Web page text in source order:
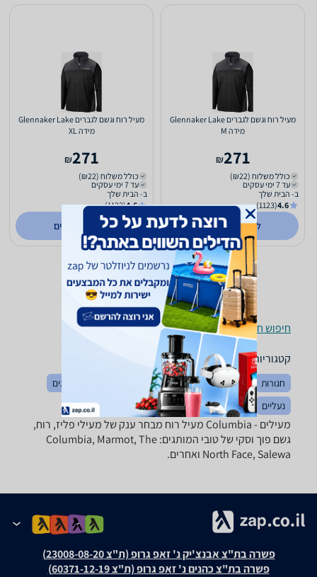
מעיל רוח וגשם לגברים Glennaker Lake
מידה M
271
₪
כולל משלוח (₪22)
עד 7 ימי עסקים
ב- הבית שלך
4.6
(1123)
לפרטים נוספים
מעיל רוח וגשם לגברים Glennaker Lake
מידה XL
271
₪
כולל משלוח (₪22)
עד 7 ימי עסקים
ב- הבית שלך
4.6
(1123)
לפרטים נוספים
חיפוש חנויות מעילים לפי עיר
קטגוריות משלימות
חגורות הלבשה כללי כובעים
חולצות וסריגים
נעליים
בגדי ספורט
מעילים - ‏Columbia ‏מעיל רוח מבחר ענק של מעילי פליז, רוח,
גשם פוך וסקי של טובי המותגים: Columbia, Marmot, The
North Face, Salewa ואחרים.
פשרה בת"צ אבנצ'יק נ' זאפ גרופ (ת"צ 23008-08-20)
פשרה בת"צ כהנים נ' זאפ גרופ (ת"צ 60371-12-19)